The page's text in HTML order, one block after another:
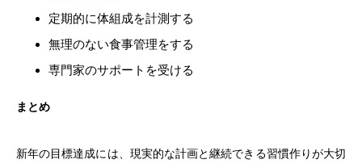
定期的に体組成を計測する
無理のない食事管理をする
専門家のサポートを受ける
まとめ
新年の目標達成には、現実的な計画と継続できる習慣作りが大切